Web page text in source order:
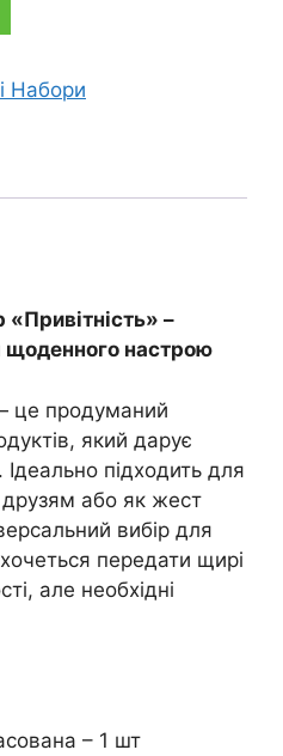
Набори
–
щоденного настрою
це продуманий
який дарує
підходить для
або як жест
вибір для
передати щирі
але необхідні
– 1 шт